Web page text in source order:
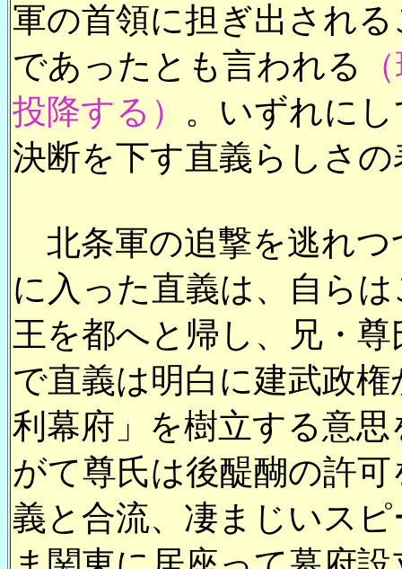
軍の首領に担ぎ出され
であったとも言われる
投降する） 。いずれに
決断を下す直義らしさ
北条軍の追撃を逃れつ
に入った直義は、自ら
王を都へと帰し、兄・
で直義は明白に建武政
利幕府」を樹立する意
がて尊氏は後醍醐の許
義と合流、凄まじいス